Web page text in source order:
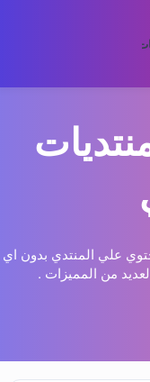
علي المنتدي بدون اي
من المميزات .